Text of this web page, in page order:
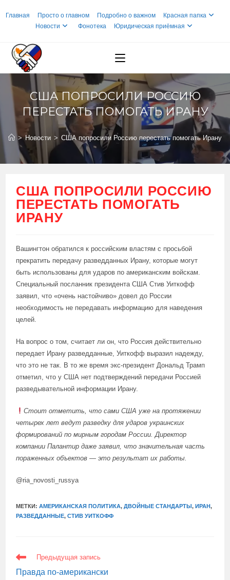
Главная Просто о главном Подробно о важном
Красная папка
Новости
Фонотека Юридическая приёмная
США ПОПРОСИЛИ РОССИЮ
ПЕРЕСТАТЬ ПОМОГАТЬ ИРАНУ
> Новости > США попросили Россию перестать помогать Ирану
США ПОПРОСИЛИ РОССИЮ
ПЕРЕСТАТЬ ПОМОГАТЬ
ИРАНУ
Вашингтон обратился к российским властям с просьбой
прекратить передачу разведданных Ирану, которые могут
быть использованы для ударов по американским войскам.
Специальный посланник президента США Стив Уиткофф
заявил, что «очень настойчиво» довел до России
необходимость не передавать информацию для наведения
целей.
На вопрос о том, считает ли он, что Россия действительно
передает Ирану разведданные, Уиткофф выразил надежду,
что это не так. В то же время экс-президент Дональд Трамп
отметил, что у США нет подтверждений передачи Россией
разведывательной информации Ирану.
Стоит отметить, что сами США уже на протяжении
четырех лет ведут разведку для ударов украинских
формирований по мирным городам России. Директор
компании Палантир даже заявил, что значительная часть
пораженных объектов — это результат их работы.
@ria_novosti_russya
МЕТКИ:АМЕРИКАНСКАЯ ПОЛИТИКА, ДВОЙНЫЕ СТАНДАРТЫ, ИРАН,
РАЗВЕДДАННЫЕ, СТИВ УИТКОФФ
ЕЩЕ
СТАТЬИ
Предыдущая запись
Правда по-американски